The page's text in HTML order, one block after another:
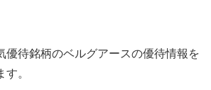
優待銘柄のベルグアースの優待情報を
。